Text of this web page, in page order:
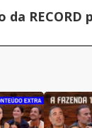
RECORD